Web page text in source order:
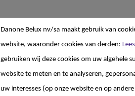
Danone Belux nv/sa maakt gebruik van
website, waaronder cookies van derden:
gebruiken wij deze cookies om uw algehele
website te meten en te analyseren,
uw interesses (op onze website en op